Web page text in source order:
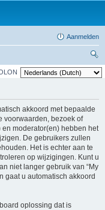
Aanmelden
oe
n
akkoord met bepaalde
voorwaarden, bezoek of
en moderator(en) hebben het
De gebruikers zullen
Het is echter aan te
op wijzigingen. Kunt u
niet langer gebruik van “My
gaat u automatisch akkoord
oplossing dat is